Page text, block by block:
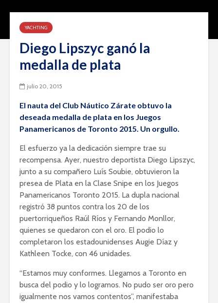
YACHTING
Diego Lipszyc ganó la
medalla de plata
julio 20, 2015
El nauta del Club Náutico Zárate obtuvo la
deseada medalla de plata en los Juegos
Panamericanos de Toronto 2015. Un orgullo.
El esfuerzo ya la dedicación siempre trae su
recompensa. Ayer, nuestro deportista Diego Lipszyc,
junto a su compañero Luís Soubie, obtuvieron la
presea de Plata en la Clase Snipe en los Juegos
Panamericanos Toronto 2015. La dupla nacional
registró 38 puntos contra los 20 de los
puertorriqueños Raúl Ríos y Fernando Monllor,
quienes se quedaron con el oro. El podio lo
completaron los estadounidenses Augie Díaz y
Kathleen Tocke, con 46 unidades.
“Estamos muy conformes. Llegamos a Toronto en
busca del podio y lo logramos. No pudo ser oro pero
igualmente nos vamos contentos”, manifestaba